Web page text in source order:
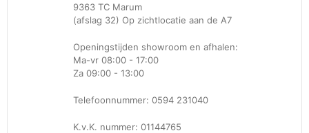
9363 TC Marum
(afslag 32) Op zichtlocatie aan de A7
Openingstijden showroom en afhalen:
Ma-vr 08:00 - 17:00
Za 09:00 - 13:00
Telefoonnummer: 0594 231040
K.v.K. nummer: 01144765